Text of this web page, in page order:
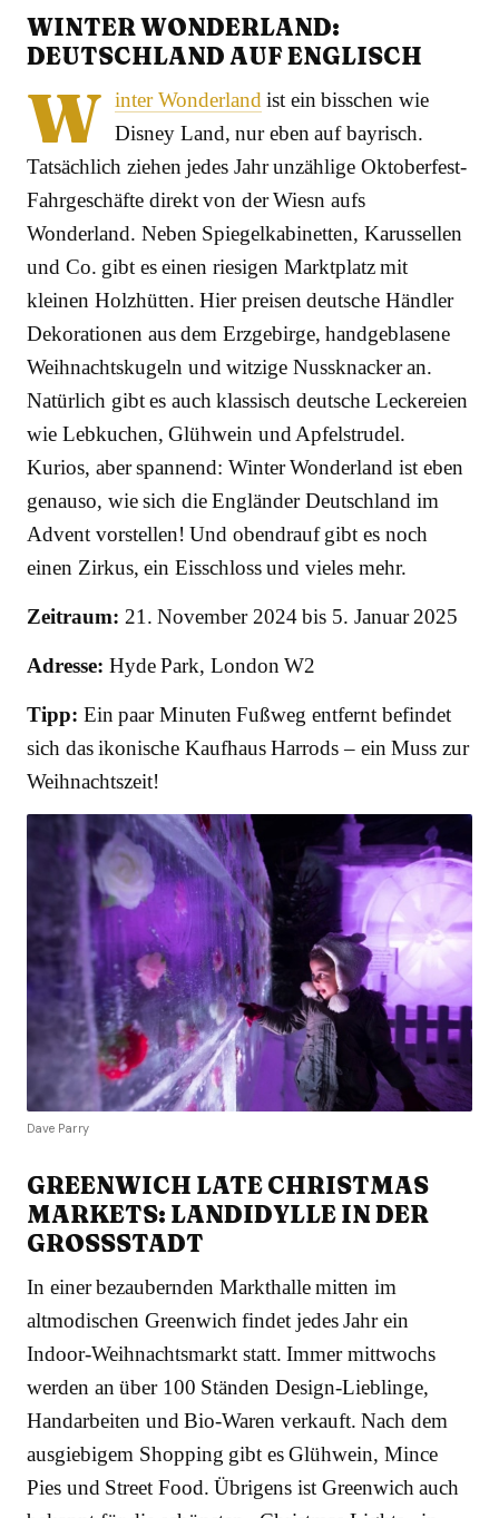
WINTER WONDERLAND:
DEUTSCHLAND AUF ENGLISCH
W inter Wonderland ist ein bisschen wie
Disney Land, nur eben auf bayrisch.
Tatsächlich ziehen jedes Jahr unzählige Oktoberfest-
Fahrgeschäfte direkt von der Wiesn aufs
Wonderland. Neben Spiegelkabinetten, Karussellen
und Co. gibt es einen riesigen Marktplatz mit
kleinen Holzhütten. Hier preisen deutsche Händler
Dekorationen aus dem Erzgebirge, handgeblasene
Weihnachtskugeln und witzige Nussknacker an.
Natürlich gibt es auch klassisch deutsche Leckereien
wie Lebkuchen, Glühwein und Apfelstrudel.
Kurios, aber spannend: Winter Wonderland ist eben
genauso, wie sich die Engländer Deutschland im
Advent vorstellen! Und obendrauf gibt es noch
einen Zirkus, ein Eisschloss und vieles mehr.
Zeitraum: 21. November 2024 bis 5. Januar 2025
Adresse: Hyde Park, London W2
Tipp: Ein paar Minuten Fußweg entfernt befindet
sich das ikonische Kaufhaus Harrods – ein Muss zur
Weihnachtszeit!
Dave Parry
GREENWICH LATE CHRISTMAS
MARKETS: LANDIDYLLE IN DER
GROSSSTADT
In einer bezaubernden Markthalle mitten im
altmodischen Greenwich findet jedes Jahr ein
Indoor-Weihnachtsmarkt statt. Immer mittwochs
werden an über 100 Ständen Design-Lieblinge,
Handarbeiten und Bio-Waren verkauft. Nach dem
ausgiebigem Shopping gibt es Glühwein, Mince
Pies und Street Food. Übrigens ist Greenwich auch